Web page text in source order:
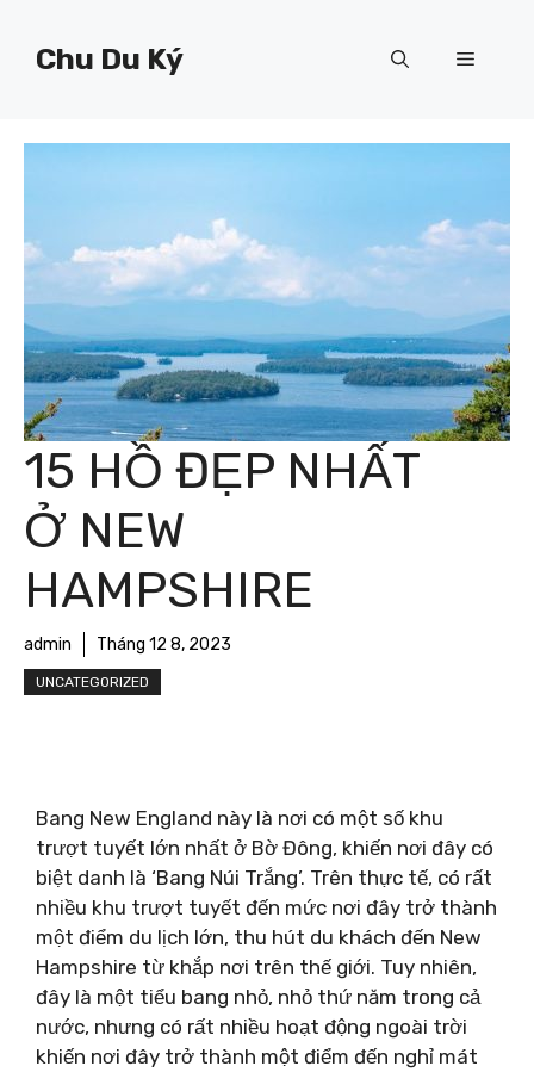
Chu Du Ký Menu
15 HỒ ĐẸP NHẤT
Ở NEW
HAMPSHIRE
admin Tháng 12 8, 2023
UNCATEGORIZED
Bang New England này là nơi có một số khu
trượt tuyết lớn nhất ở Bờ Đông, khiến nơi đây có
biệt danh là ‘Bang Núi Trắng’. Trên thực tế, có rất
nhiều khu trượt tuyết đến mức nơi đây trở thành
một điểm du lịch lớn, thu hút du khách đến New
Hampshire từ khắp nơi trên thế giới. Tuy nhiên,
đây là một tiểu bang nhỏ, nhỏ thứ năm trong cả
nước, nhưng có rất nhiều hoạt động ngoài trời
khiến nơi đây trở thành một điểm đến nghỉ mát